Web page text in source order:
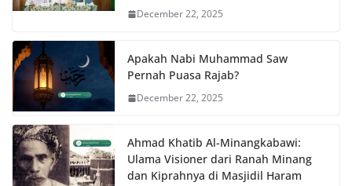
December 22, 2025
Apakah Nabi Muhammad Saw
Pernah Puasa Rajab?
December 22, 2025
Ahmad Khatib Al-Minangkabawi:
Ulama Visioner dari Ranah Minang
dan Kiprahnya di Masjidil Haram